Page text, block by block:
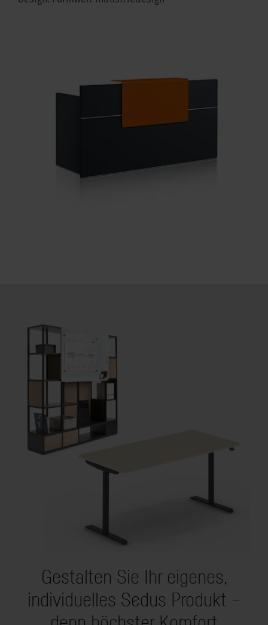
Gestalten Sie Ihr eigenes,
individuelles Sedus Produkt –